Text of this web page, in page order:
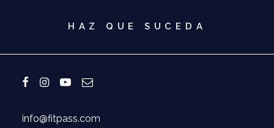
HAZ QUE SUCEDA
info@fitpass.com